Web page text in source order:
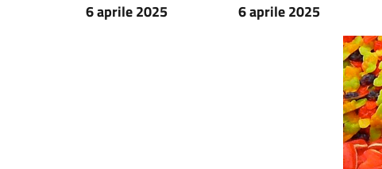
6 aprile 2025
6 aprile 2025